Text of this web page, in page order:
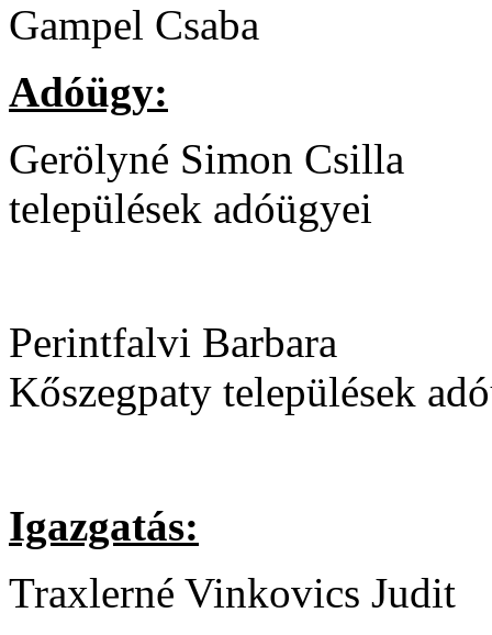
Gampel Csaba -
Adóügy:
Gerölyné Simon Csilla
települések adóügyei
Perintfalvi Barbara -
Kőszegpaty települések
Igazgatás:
Traxlerné Vinkovics